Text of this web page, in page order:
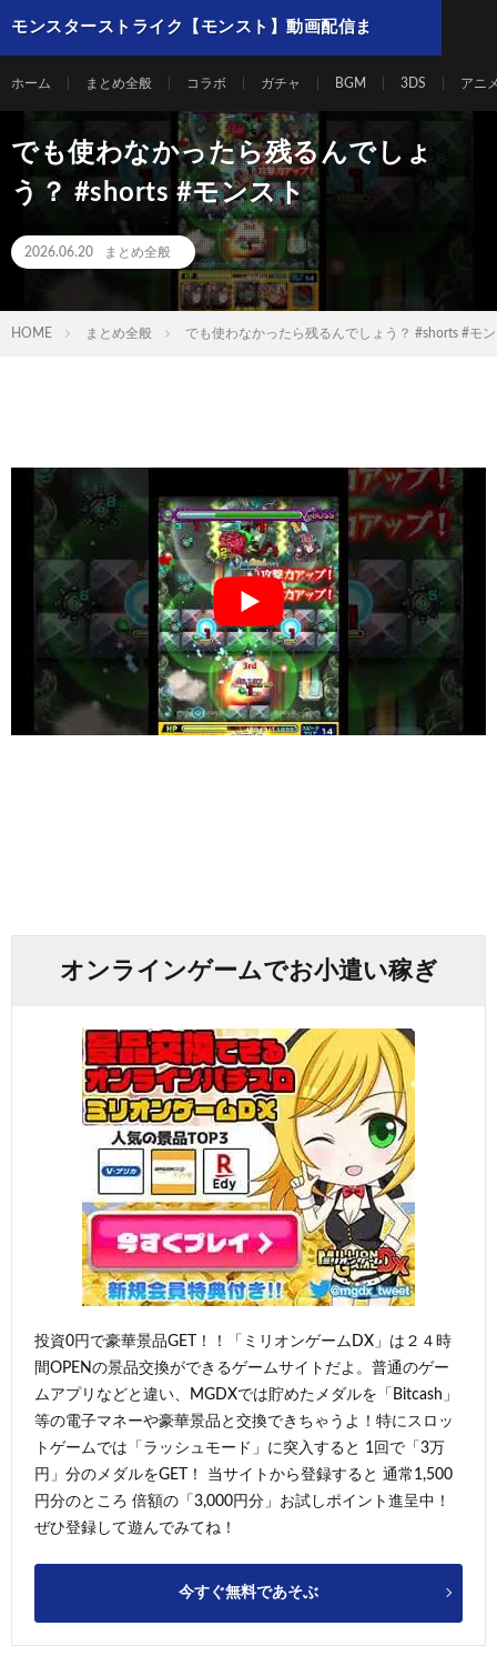
モンスターストライク【モンスト】動画配信ま
ホーム まとめ全般 コラボ ガチャ BGM 3DS アニ
でも使わなかったら残るんでしょ
う？ #shorts #モンスト
2026.06.20 まとめ全般
HOME まとめ全般 でも使わなかったら残るんでしょう？ #shorts #モ
オンラインゲームでお小遣い稼ぎ
投資0円で豪華景品GET！！「ミリオンゲームDX」は２４時
間OPENの景品交換ができるゲームサイトだよ。普通のゲー
ムアプリなどと違い、MGDXでは貯めたメダルを「Bitcash」
等の電子マネーや豪華景品と交換できちゃうよ！特にスロッ
トゲームでは「ラッシュモード」に突入すると 1回で「3万
円」分のメダルをGET！ 当サイトから登録すると 通常1,500
円分のところ 倍額の「3,000円分」お試しポイント進呈中！
ぜひ登録して遊んでみてね！
今すぐ無料であそぶ